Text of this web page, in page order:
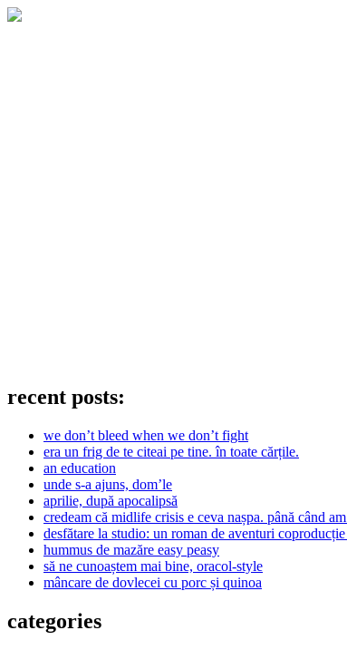
recent posts:
we don’t bleed when we don’t fight
era un frig de te citeai pe tine. în toate cărțile.
an education
unde s-a ajuns, dom’le
aprilie, după apocalipsă
credeam că midlife crisis e ceva nașpa. până când
desfătare la studio: un roman de aventuri
hummus de mazăre easy peasy
să ne cunoaștem mai bine, oracol-style
mâncare de dovlecei cu porc și quinoa
categories